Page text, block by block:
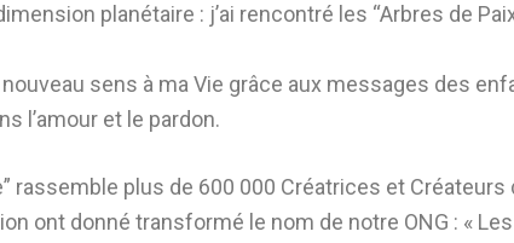
planétaire : j’ai rencontré les “Arbres de
sens à ma Vie grâce aux messages des
l’amour et le pardon.
rassemble plus de 600 000 Créatrices et
ont donné transformé le nom de notre ONG : «